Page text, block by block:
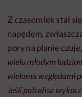
Z czasem lęk stał
napędem,
pory na planie
wielu młodym
wieloma względami
Jeśli potrafisz